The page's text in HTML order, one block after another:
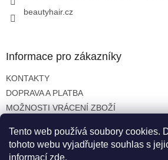
Tento web používá soubory cookies.
tohoto webu vyjadřujete souhlas s
informací zde.
beautyhair.cz
Informace pro zákazníky
KONTAKTY
DOPRAVA A PLATBA
MOŽNOSTI VRÁCENÍ ZBOŽÍ
OCHRANA OSOBNÍCH ÚDAJŮ